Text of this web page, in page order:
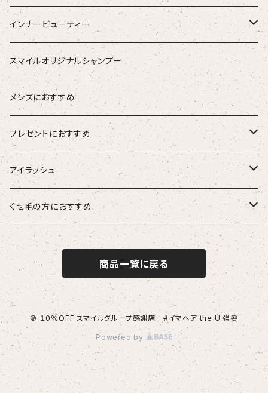
スタイリング器具
ストレートアイロン
ブラシ
スタイリング剤
ETORAS エトラス
hairU ハイル
ブラシ
強髪
nine
スキャルプブラシ
インナービューティー
青粒
海活潤
エステプロラボ
スマイルオリジナルシャンプー
メンズにおすすめ
プレゼントにおすすめ
大人女性
男性
女性
アイラッシュ
HSC強髪
くせ毛の方におすすめ
suwae（スワエ）
商品一覧に戻る
© １０％OFF スマイルグループ感謝店 #イマヘア the U 強髪
Powered by